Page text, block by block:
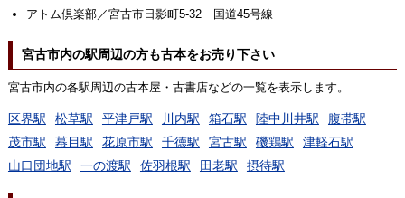
アトム倶楽部／宮古市日影町5-32 国道45号線
宮古市内の駅周辺の方も古本をお売り下さい
宮古市内の各駅周辺の古本屋・古書店などの一覧を表示します。
区界駅 松草駅 平津戸駅 川内駅 箱石駅 陸中川井駅
腹帯駅
茂市駅
蟇目駅 花原市駅 千徳駅 宮古駅 磯鶏駅
津軽石駅
山口団地駅
一の渡駅 佐羽根駅 田老駅 摂待駅